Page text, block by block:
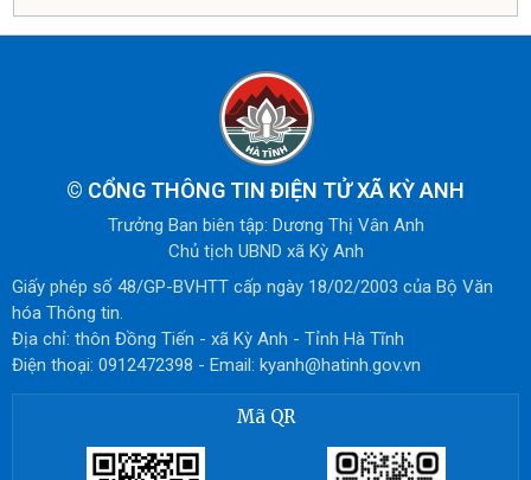
© CỔNG THÔNG TIN ĐIỆN TỬ XÃ KỲ ANH
Trưởng Ban biên tập: Dương Thị Vân Anh
Chủ tịch UBND xã Kỳ Anh
Giấy phép số 48/GP-BVHTT cấp ngày 18/02/2003 của Bộ Văn
hóa Thông tin.
Địa chỉ: thôn Đồng Tiến - xã Kỳ Anh - Tỉnh Hà Tĩnh
Điện thoại: 0912472398 - Email: kyanh@hatinh.gov.vn
Mã QR